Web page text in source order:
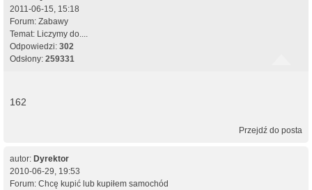
2011-06-15, 15:18
Forum: Zabawy
Temat: Liczymy do....
Odpowiedzi: 302
Odsłony: 259331
162
Przejdź do posta
autor: Dyrektor
2010-06-29, 19:53
Forum: Chcę kupić lub kupiłem samochód